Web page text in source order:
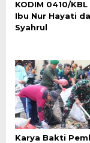
KODIM 0410/
Ibu Nur Hayati
Syahrul
Karya Bakti